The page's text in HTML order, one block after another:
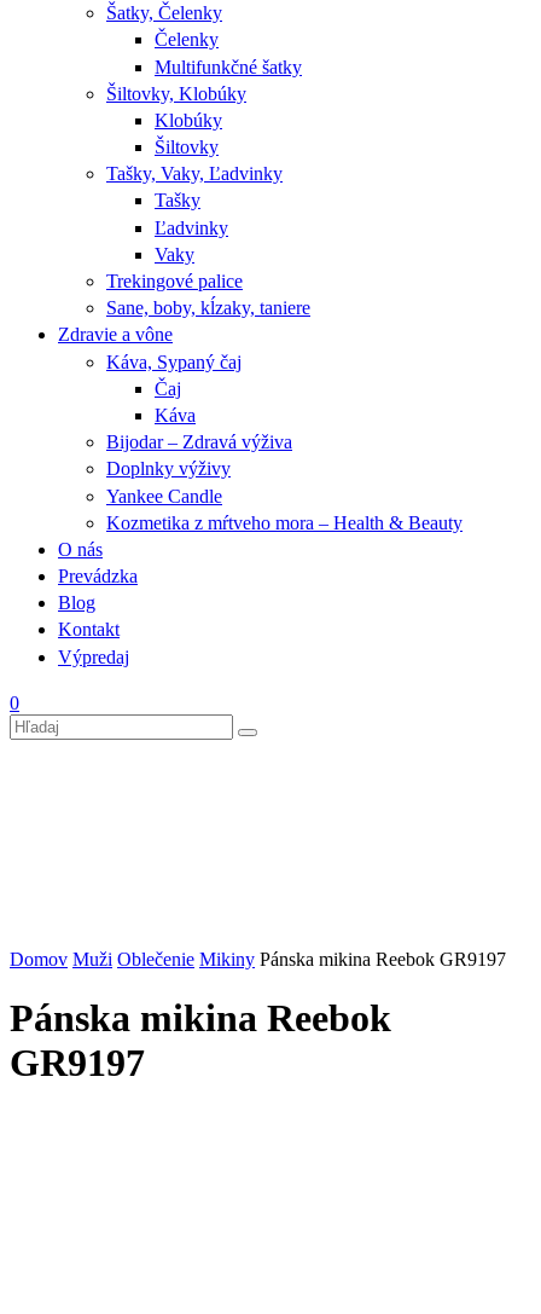
Šatky, Čelenky
Čelenky
Multifunkčné šatky
Šiltovky, Klobúky
Klobúky
Šiltovky
Tašky, Vaky, Ľadvinky
Tašky
Ľadvinky
Vaky
Trekingové palice
Sane, boby, kĺzaky, taniere
Zdravie a vône
Káva, Sypaný čaj
Čaj
Káva
Bijodar – Zdravá výživa
Doplnky výživy
Yankee Candle
Kozmetika z mŕtveho mora – Health & Beauty
O nás
Prevádzka
Blog
Kontakt
Výpredaj
0
Domov Muži Oblečenie Mikiny Pánska mikina Reebok GR9197
Pánska mikina Reebok
GR9197